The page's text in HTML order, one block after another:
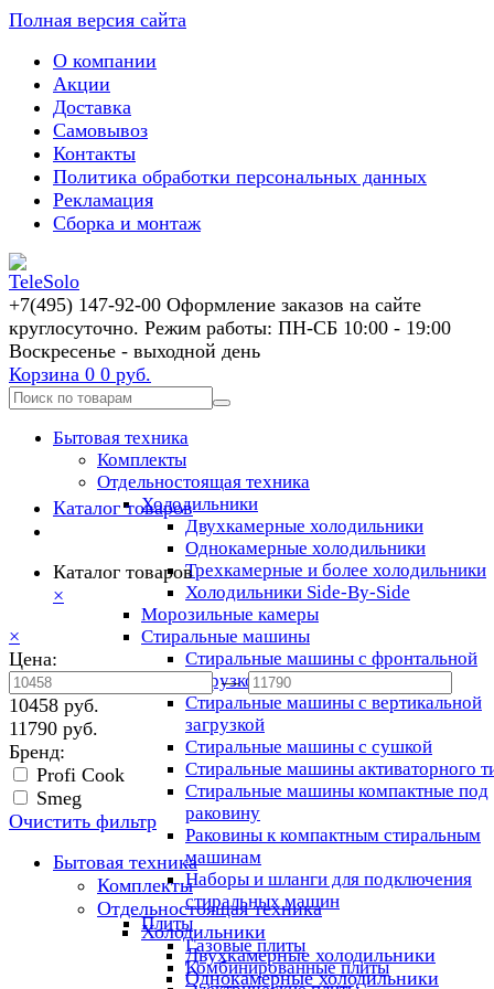
Полная версия сайта
О компании
Акции
Доставка
Самовывоз
Контакты
Политика обработки персональных данных
Рекламация
Сборка и монтаж
+7(495) 147-92-00 Оформление заказов на сайте
круглосуточно. Режим работы: ПН-СБ 10:00 - 19:00
Воскресенье - выходной день
Корзина 0 0 руб.
Бытовая техника
Комплекты
Отдельностоящая техника
Холодильники
Двухкамерные холодильники
Однокамерные холодильники
Трехкамерные и более холодильники
Холодильники Side-By-Side
Морозильные камеры
Стиральные машины
Стиральные машины с фронтальной
загрузкой
Стиральные машины с вертикальной
загрузкой
Стиральные машины с сушкой
Стиральные машины активаторного
Стиральные машины компактные под
раковину
Раковины к компактным стиральным
машинам
Наборы и шланги для подключения
стиральных машин
Плиты
Газовые плиты
Комбинированные плиты
Каталог товаров
Каталог товаров
×
×
Цена:
—
10458 руб.
11790 руб.
Бренд:
Profi Cook
Smeg
Очистить фильтр
Бытовая техника
Комплекты
Отдельностоящая техника
Холодильники
Двухкамерные холодильники
Однокамерные холодильники